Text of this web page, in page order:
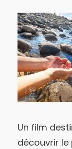
Un film
découvrir le